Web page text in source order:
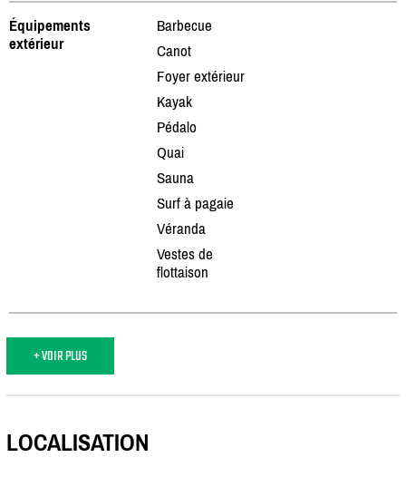
Équipements
extérieur
Barbecue
Canot
Foyer extérieur
Kayak
Pédalo
Quai
Sauna
Surf à pagaie
Véranda
Vestes de
flottaison
+ VOIR PLUS
LOCALISATION